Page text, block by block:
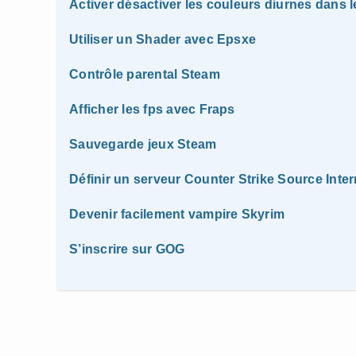
Activer désactiver les couleurs diurnes dans
Utiliser un Shader avec Epsxe
Contrôle parental Steam
Afficher les fps avec Fraps
Sauvegarde jeux Steam
Définir un serveur Counter Strike Source
Devenir facilement vampire Skyrim
S’inscrire sur GOG